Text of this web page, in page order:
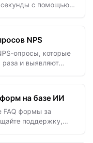
секунды с помощью
NPS
опросы, которые
раза и выявляют
на базе ИИ
FAQ формы за
поддержку,